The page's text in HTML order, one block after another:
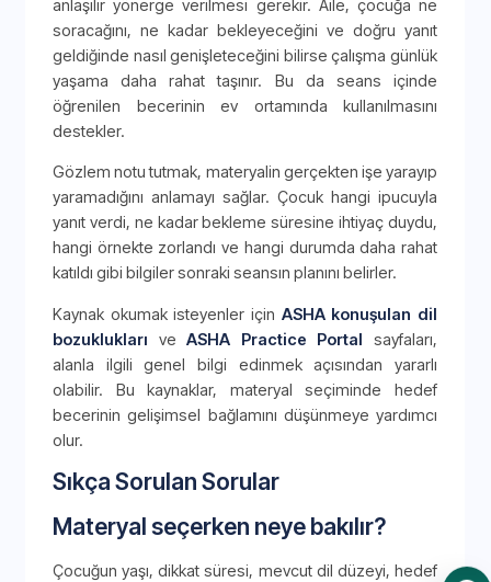
anlaşılır yönerge verilmesi gerekir. Aile, çocuğa ne
soracağını, ne kadar bekleyeceğini ve doğru yanıt
geldiğinde nasıl genişleteceğini bilirse çalışma günlük
yaşama daha rahat taşınır. Bu da seans içinde
öğrenilen becerinin ev ortamında kullanılmasını
destekler.
Gözlem notu tutmak, materyalin gerçekten işe yarayıp
yaramadığını anlamayı sağlar. Çocuk hangi ipucuyla
yanıt verdi, ne kadar bekleme süresine ihtiyaç duydu,
hangi örnekte zorlandı ve hangi durumda daha rahat
katıldı gibi bilgiler sonraki seansın planını belirler.
Kaynak okumak isteyenler için ASHA konuşulan dil
bozuklukları veASHA Practice Portal sayfaları,
alanla ilgili genel bilgi edinmek açısından yararlı
olabilir. Bu kaynaklar, materyal seçiminde hedef
becerinin gelişimsel bağlamını düşünmeye yardımcı
olur.
Sıkça Sorulan Sorular
Materyal seçerken neye bakılır?
Çocuğun yaşı, dikkat süresi, mevcut dil düzeyi, hedef